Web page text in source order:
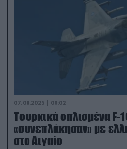
07.08.2026 | 00:02
Τουρκικά οπλισμένα F-
«συνεπλάκησαν» με
στο Αιγαίο